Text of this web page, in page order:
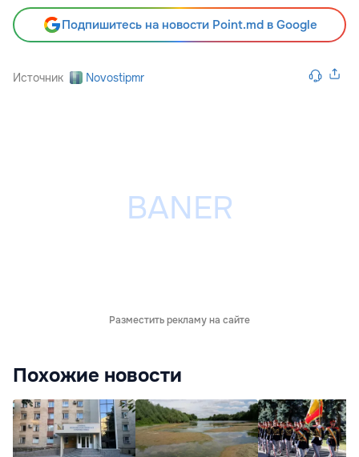
Подпишитесь на новости Point.md в Google
Источник Novostipmr
Разместить рекламу на сайте
Похожие новости